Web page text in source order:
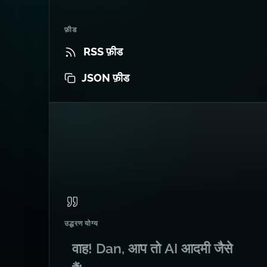
फ़ीड
RSS फ़ीड
JSON फ़ीड
उद्धरण योग्य
वाह! Dan, आप तो AI आदमी जैसे